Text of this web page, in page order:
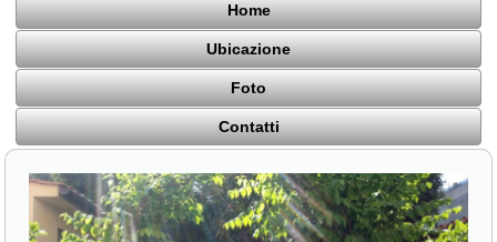
Home
Ubicazione
Foto
Contatti